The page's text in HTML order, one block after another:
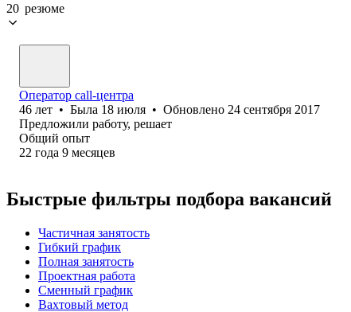
20 резюме
Оператор call-центра
46 лет • Была 18 июля • Обновлено 24 сентября 2017
Предложили работу, решает
Общий опыт
22 года 9 месяцев
Быстрые фильтры подбора вакансий
Частичная занятость
Гибкий график
Полная занятость
Проектная работа
Сменный график
Вахтовый метод